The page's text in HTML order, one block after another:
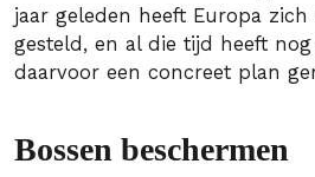
jaar geleden heeft Europa
gesteld, en al die tijd heeft
daarvoor een concreet plan
Bossen beschermen